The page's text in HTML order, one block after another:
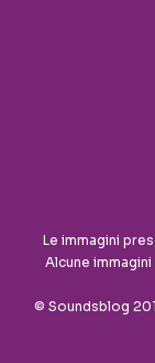
Le immagini
Alcune
© Soundsblog